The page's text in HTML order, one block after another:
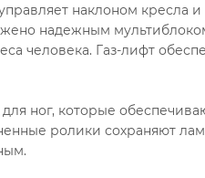
наклоном кресла
надежным
человека. Газ-лифт
ног, которые
ролики сохраняют